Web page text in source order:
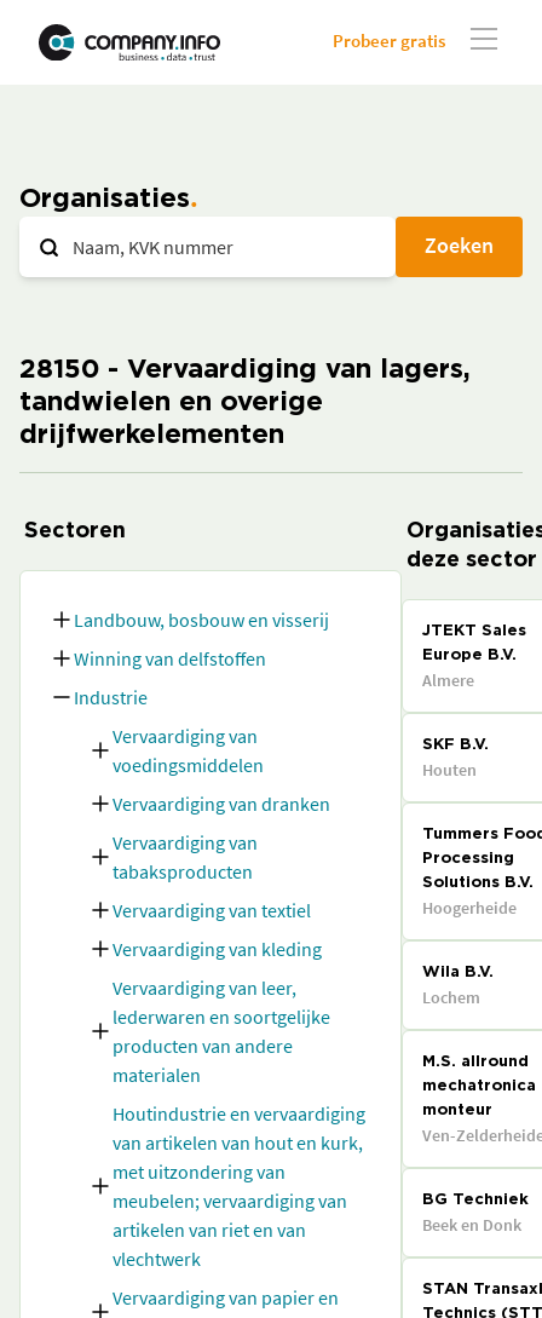
Probeer gratis
Organisaties
Zoeken
28150 - Vervaardiging van lagers,
tandwielen en overige
drijfwerkelementen
Sectoren
Landbouw, bosbouw en visserij
Winning van delfstoffen
Industrie
Vervaardiging van
voedingsmiddelen
Vervaardiging van dranken
Vervaardiging van
tabaksproducten
Vervaardiging van textiel
Vervaardiging van kleding
Vervaardiging van leer,
lederwaren en soortgelijke
producten van andere
materialen
Houtindustrie en vervaardiging
van artikelen van hout en kurk,
met uitzondering van
meubelen; vervaardiging van
artikelen van riet en van
vlechtwerk
Vervaardiging van papier en
deze sector
JTEKT Sales
Europe B.V.
Almere
SKF B.V.
Houten
Tummers
Processing
Solutions B.V.
Hoogerheide
Wila B.V.
Lochem
M.S. allround
mechatronica
monteur
Ven-
BG Techniek
Beek en Donk
STAN
Technics